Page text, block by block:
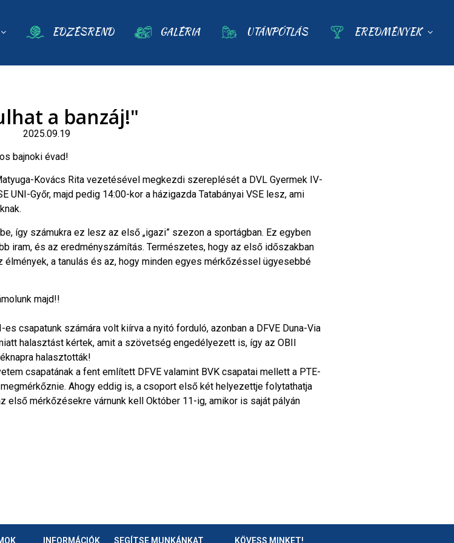
EDZÉSREND GALÉRIA UTÁNPÓTLÁS EREDMÉNYEK
a banzáj!"
2025.09.19
bajnoki évad!
Kovács Rita vezetésével megkezdi szereplését a DVL Gyermek IV-
UNI-Győr, majd pedig 14:00-kor a házigazda Tatabányai VSE lesz, ami
így számukra ez lesz az első „igazi” szezon a sportágban. Ez egyben
iram, és az eredményszámítás. Természetes, hogy az első időszakban
a tanulás és az, hogy minden egyes mérkőzéssel ügyesebbé
majd!!
csapatunk számára volt kiírva a nyitó forduló, azonban a DFVE Duna-Via
halasztást kértek, amit a szövetség engedélyezett is, így az OBII
halasztották!
csapatának a fent említett DFVE valamint BVK csapatai mellett a PTE-
Ahogy eddig is, a csoport első két helyezettje folytathatja
első mérkőzésekre várnunk kell Október 11-ig, amikor is saját pályán
INFORMÁCIÓK SEGÍTSE MUNKÁNKAT KÖVESS MINKET!